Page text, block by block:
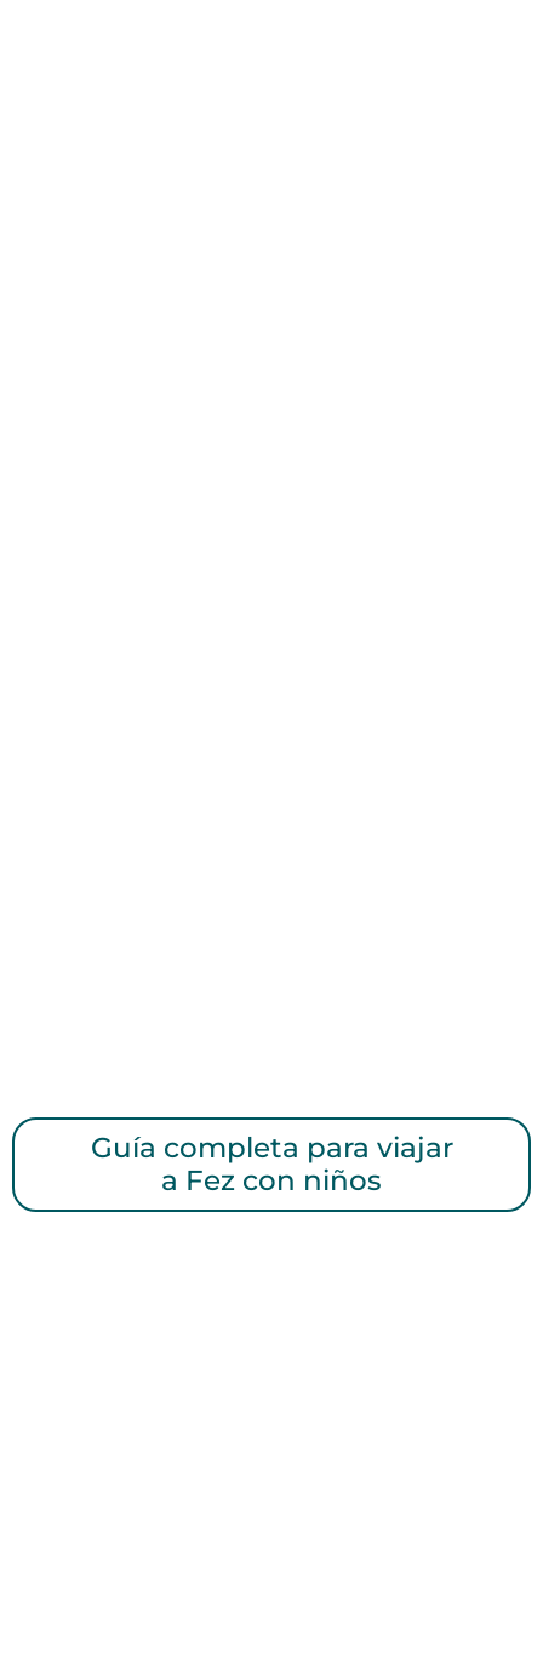
Guía completa para viajar
a Fez con niños